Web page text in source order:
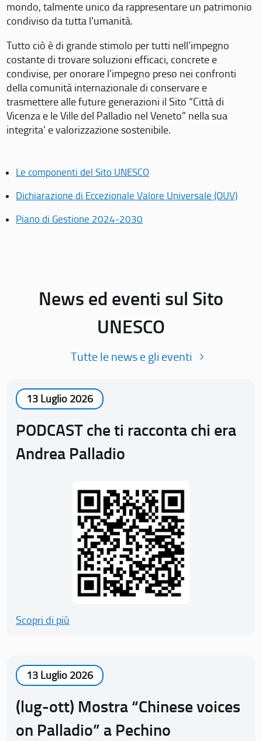
mondo, talmente unico da rappresentare un patrimonio
condiviso da tutta l’umanità.
Tutto ciò è di grande stimolo per tutti nell’impegno
costante di trovare soluzioni efficaci, concrete e
condivise, per onorare l’impegno preso nei confronti
della comunità internazionale di conservare e
trasmettere alle future generazioni il Sito “Città di
Vicenza e le Ville del Palladio nel Veneto” nella sua
integrita’ e valorizzazione sostenibile.
Le componenti del Sito UNESCO
Dichiarazione di Eccezionale Valore Universale (OUV)
Piano di Gestione 2024-2030
News ed eventi sul Sito
UNESCO
Tutte le news e gli eventi
13 Luglio 2026
PODCAST che ti racconta chi era
Andrea Palladio
Scopri di più
13 Luglio 2026
(lug-ott) Mostra “Chinese voices
on Palladio” a Pechino